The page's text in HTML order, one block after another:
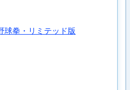
球拳・リミテッド版